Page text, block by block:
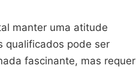
manter uma atitude
qualificados pode ser
fascinante, mas requer